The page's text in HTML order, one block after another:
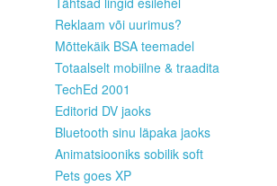
Reklaam või uurimus?
Mõttekäik BSA teemadel
Totaalselt mobiilne & traadita
TechEd 2001
Editorid DV jaoks
Bluetooth sinu läpaka jaoks
Animatsiooniks sobilik soft
Pets goes XP